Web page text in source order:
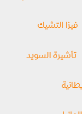
فيزا التشيك
تأشيرة السويد